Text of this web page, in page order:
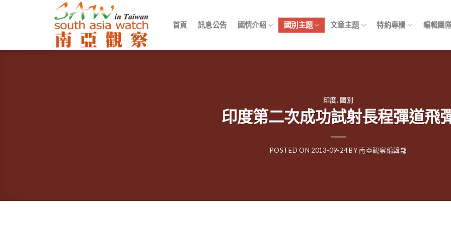
首頁 訊息公告 國情介紹 國別主題 文章主題 特約專欄 編輯團
印度, 國別
印度第二次成功試射長程彈道飛
POSTED ON 2013-09-24BY南亞觀察編輯部